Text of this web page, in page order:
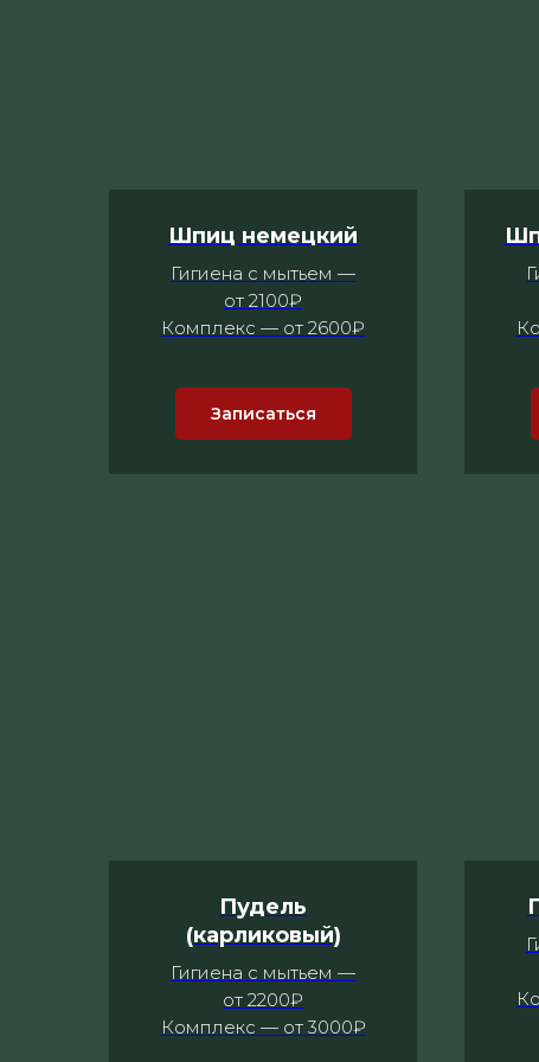
Шпиц немецкий
Гигиена с мытьем —
от 2100₽
Комплекс — от 2600₽
Записаться
Пудель
(карликовый)
Гигиена с мытьем —
от 2200₽
Комплекс — от 3000₽